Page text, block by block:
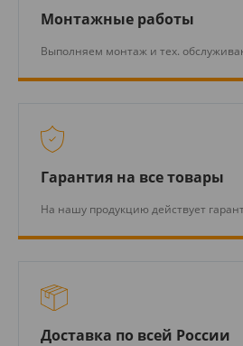
Монтажные работы
Выполняем монтаж и тех.
Гарантия на все товары
На нашу продукцию действует
Доставка по всей России